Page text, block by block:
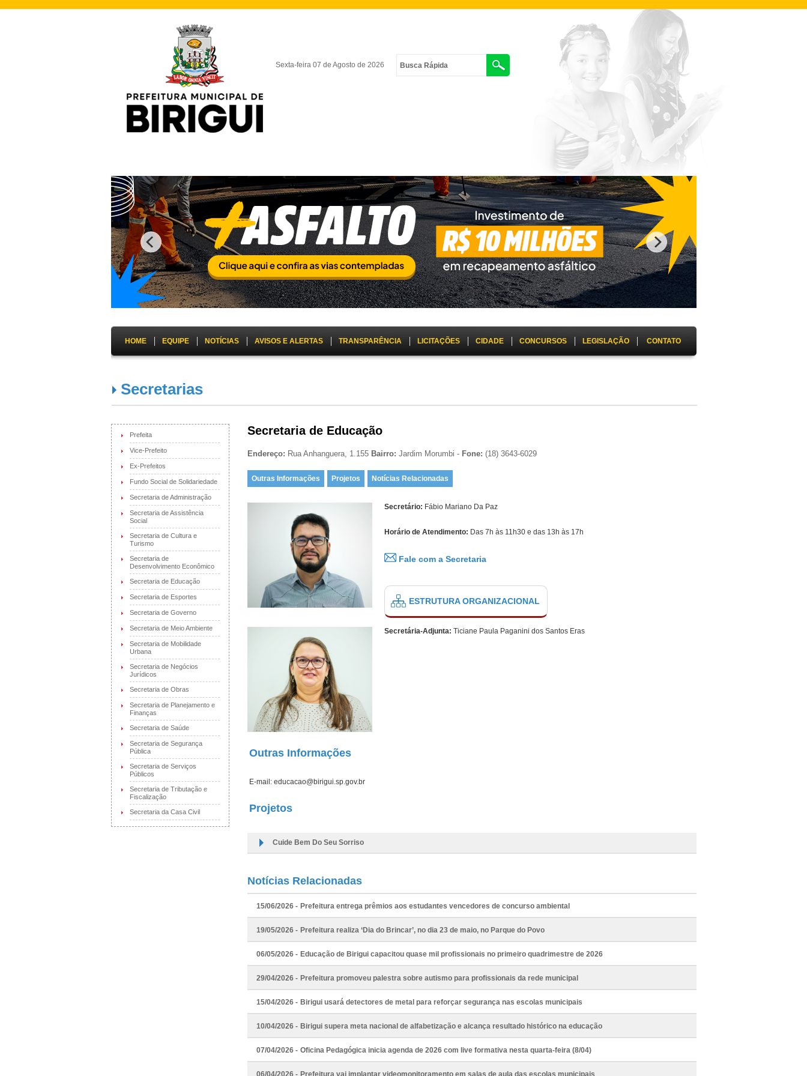
Sexta-feira 07 de Agosto de 2026
HOME EQUIPE NOTÍCIAS AVISOS E ALERTAS TRANSPARÊNCIA LICITAÇÕES CIDADE CONCURSOS LEGISLAÇÃO CONTATO
Secretarias
Prefeita
Vice-Prefeito
Ex-Prefeitos
Fundo Social de Solidariedade
Secretaria de Administração
Secretaria de Assistência
Social
Secretaria de Cultura e
Turismo
Secretaria de
Desenvolvimento Econômico
Secretaria de Educação
Secretaria de Esportes
Secretaria de Governo
Secretaria de Meio Ambiente
Secretaria de Mobilidade
Urbana
Secretaria de Negócios
Jurídicos
Secretaria de Obras
Secretaria de Planejamento e
Finanças
Secretaria de Saúde
Secretaria de Segurança
Pública
Secretaria de Serviços
Públicos
Secretaria de Tributação e
Fiscalização
Secretaria da Casa Civil
Secretaria de Educação
Endereço: Rua Anhanguera, 1.155 Bairro: Jardim Morumbi - Fone: (18) 3643-6029
Outras Informações Projetos Notícias Relacionadas
Secretário: Fábio Mariano Da Paz
Horário de Atendimento: Das 7h às 11h30 e das 13h às 17h
Fale com a Secretaria
ESTRUTURA ORGANIZACIONAL
Secretária-Adjunta: Ticiane Paula Paganini dos Santos Eras
Outras Informações
E-mail: educacao@birigui.sp.gov.br
Projetos
Cuide Bem Do Seu Sorriso
Notícias Relacionadas
15/06/2026 - Prefeitura entrega prêmios aos estudantes vencedores de concurso ambiental
19/05/2026 - Prefeitura realiza ‘Dia do Brincar’, no dia 23 de maio, no Parque do Povo
06/05/2026 - Educação de Birigui capacitou quase mil profissionais no primeiro quadrimestre de 2026
29/04/2026 - Prefeitura promoveu palestra sobre autismo para profissionais da rede municipal
15/04/2026 - Birigui usará detectores de metal para reforçar segurança nas escolas municipais
10/04/2026 - Birigui supera meta nacional de alfabetização e alcança resultado histórico na educação
07/04/2026 - Oficina Pedagógica inicia agenda de 2026 com live formativa nesta quarta-feira (8/04)
06/04/2026 - Prefeitura vai implantar videomonitoramento em salas de aula das escolas municipais